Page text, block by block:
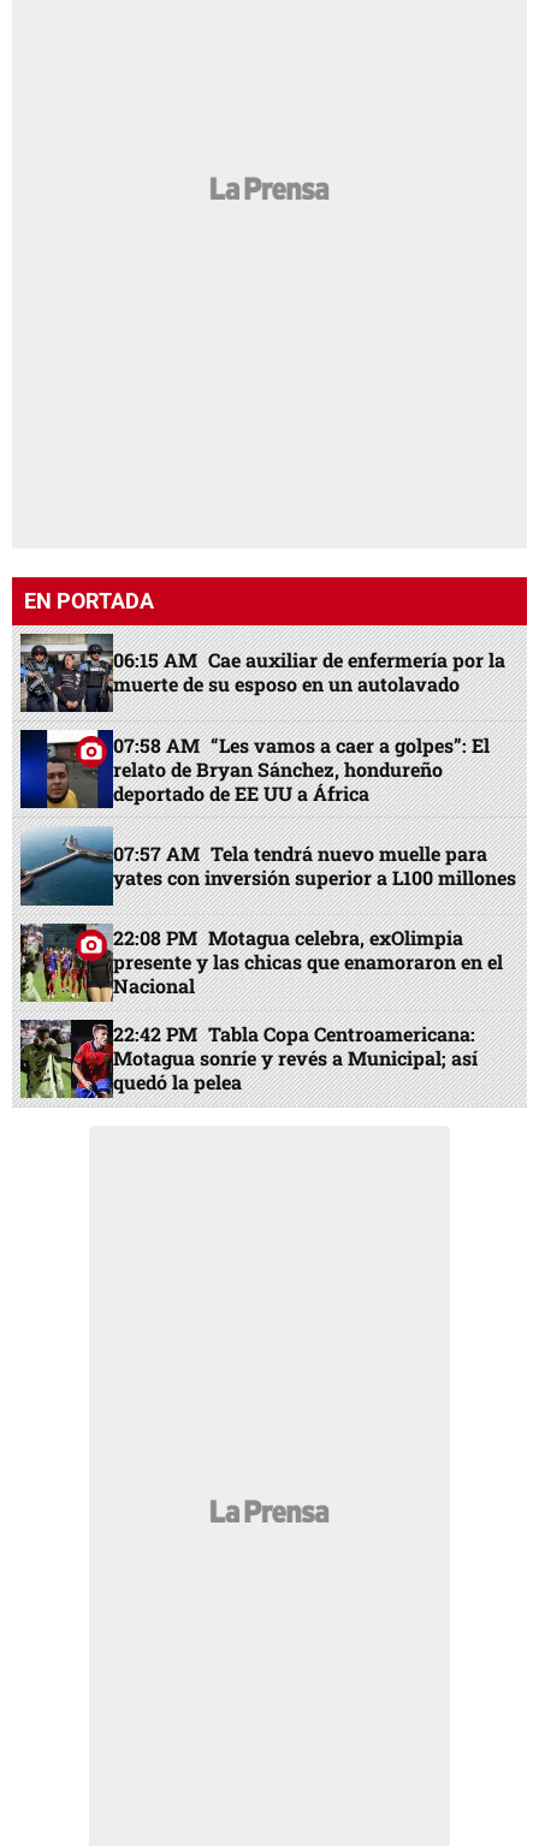
EN PORTADA
06:15 AM Cae auxiliar de enfermería por la
muerte de su esposo en un autolavado
07:58 AM “Les vamos a caer a golpes”: El
relato de Bryan Sánchez, hondureño
deportado de EE UU a África
07:57 AM Tela tendrá nuevo muelle para
yates con inversión superior a L100 millones
22:08 PM Motagua celebra, exOlimpia
presente y las chicas que enamoraron en el
Nacional
22:42 PM Tabla Copa Centroamericana:
Motagua sonríe y revés a Municipal; así
quedó la pelea